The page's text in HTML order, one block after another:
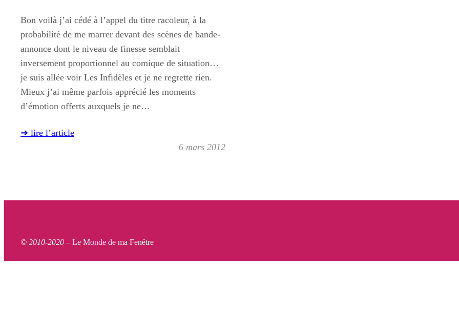
Bon voilà j’ai cédé à l’appel du titre racoleur, à la
probabilité de me marrer devant des scènes de bande-
annonce dont le niveau de finesse semblait
inversement proportionnel au comique de situation…
je suis allée voir Les Infidèles et je ne regrette rien.
Mieux j’ai même parfois apprécié les moments
d’émotion offerts auxquels je ne…
➜ lire l’article
6 mars 2012
© 2010-2020 – Le Monde de ma Fenêtre